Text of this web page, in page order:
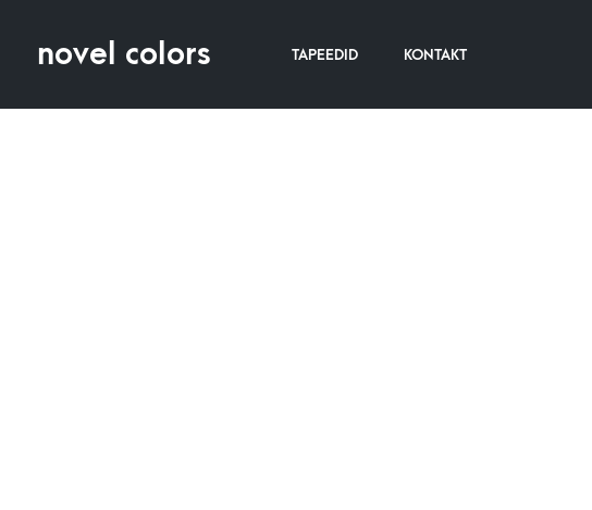
TAPEEDID KONTAKT
novel colors